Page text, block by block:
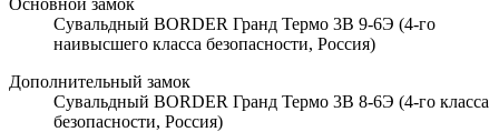
Сувальдный BORDER Гранд Термо 3В 9-6Э (4-го
наивысшего класса безопасности, Россия)
Дополнительный замок
Сувальдный BORDER Гранд Термо 3В 8-6Э (4-го класса
безопасности, Россия)